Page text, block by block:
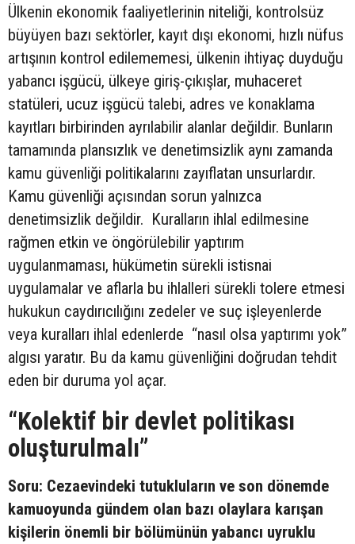
Ülkenin ekonomik faaliyetlerinin niteliği, kontrolsüz
büyüyen bazı sektörler, kayıt dışı ekonomi, hızlı nüfus
artışının kontrol edilememesi, ülkenin ihtiyaç duyduğu
yabancı işgücü, ülkeye giriş-çıkışlar, muhaceret
statüleri, ucuz işgücü talebi, adres ve konaklama
kayıtları birbirinden ayrılabilir alanlar değildir. Bunların
tamamında plansızlık ve denetimsizlik aynı zamanda
kamu güvenliği politikalarını zayıflatan unsurlardır.
Kamu güvenliği açısından sorun yalnızca
denetimsizlik değildir. Kuralların ihlal edilmesine
rağmen etkin ve öngörülebilir yaptırım
uygulanmaması, hükümetin sürekli istisnai
uygulamalar ve aflarla bu ihlalleri sürekli tolere etmesi
hukukun caydırıcılığını zedeler ve suç işleyenlerde
veya kuralları ihlal edenlerde “nasıl olsa yaptırımı yok”
algısı yaratır. Bu da kamu güvenliğini doğrudan tehdit
eden bir duruma yol açar.
“Kolektif bir devlet politikası
oluşturulmalı”
Soru: Cezaevindeki tutukluların ve son dönemde
kamuoyunda gündem olan bazı olaylara karışan
kişilerin önemli bir bölümünün yabancı uyruklu